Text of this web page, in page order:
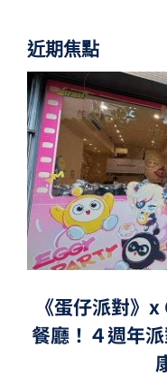
近期焦點
《蛋仔派對》
餐廳！４週年